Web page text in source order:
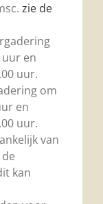
zie de
en
uur.
om
en
uur.
van
kan